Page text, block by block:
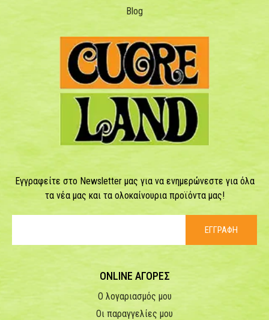
Blog
Εγγραφείτε στο Newsletter μας για να ενημερώνεστε για όλα
τα νέα μας και τα ολοκαίνουρια προϊόντα μας!
ΕΓΓΡΑΦΗ
ONLINE ΑΓΟΡΕΣ
Ο λογαριασμός μου
Οι παραγγελίες μου